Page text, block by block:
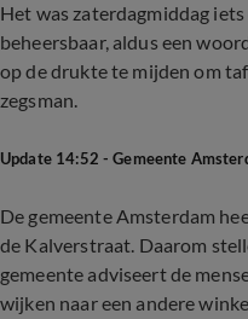
Het was zaterdagmiddag
beheersbaar, aldus een
op de drukte te mijden om
zegsman.
Update 14:52 - Gemeente
De gemeente Amsterdam
de Kalverstraat. Daarom
gemeente adviseert de
wijken naar een andere